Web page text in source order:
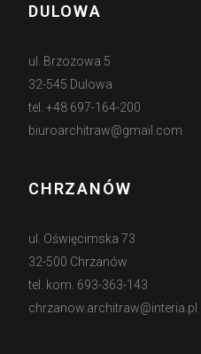
DULOWA
ul. Brzozowa 5
32-545 Dulowa
tel. +48 697-164-200
biuroarchitraw@gmail.com
CHRZANÓW
ul. Oświęcimska 73
32-500 Chrzanów
tel. kom. 693-363-143
chrzanow.architraw@interia.pl